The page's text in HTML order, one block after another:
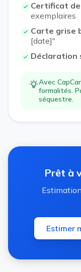
Certificat
exemplaires
Carte grise
[date]"
Déclaration
Avec
formalités.
séquestre.
Prêt à
Estimer